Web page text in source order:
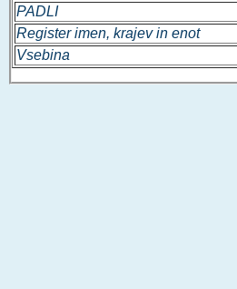
PADLI
Register imen, krajev in enot
Vsebina